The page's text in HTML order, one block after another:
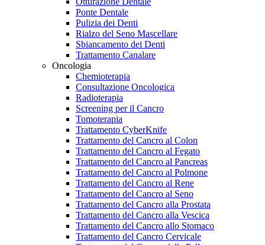
Ponte Dentale
Pulizia dei Denti
Rialzo del Seno Mascellare
Sbiancamento dei Denti
Trattamento Canalare
Oncologia
Chemioterapia
Consultazione Oncologica
Radioterapia
Screening per il Cancro
Tomoterapia
Trattamento CyberKnife
Trattamento del Cancro al Colon
Trattamento del Cancro al Fegato
Trattamento del Cancro al Pancreas
Trattamento del Cancro al Polmone
Trattamento del Cancro al Rene
Trattamento del Cancro al Seno
Trattamento del Cancro alla Prostata
Trattamento del Cancro alla Vescica
Trattamento del Cancro allo Stomaco
Trattamento del Cancro Cervicale